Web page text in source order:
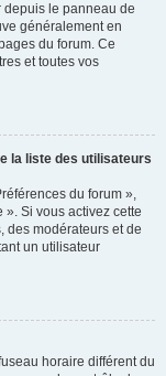
depuis le panneau de
généralement en
du forum. Ce
et toutes vos
la liste des utilisateurs
du forum »,
». Si vous activez cette
des modérateurs et de
un utilisateur
horaire différent du